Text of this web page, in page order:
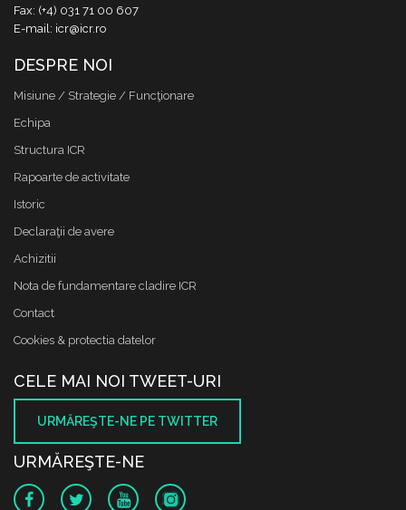
Fax: (+4) 031 71 00 607
E-mail: icr@icr.ro
DESPRE NOI
Misiune / Strategie / Funcţionare
Echipa
Structura ICR
Rapoarte de activitate
Istoric
Declaraţii de avere
Achizitii
Nota de fundamentare cladire ICR
Contact
Cookies & protectia datelor
CELE MAI NOI TWEET-URI
URMĂREŞTE-NE PE TWITTER
URMĂREŞTE-NE